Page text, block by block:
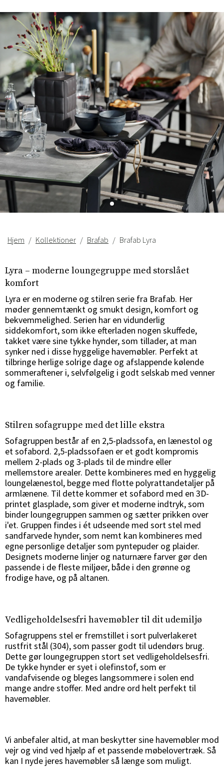
Sverige
Danmark
Norge
Suomi
Hjem Kollektioner Brafab Brafab Lyra
Lyra – moderne loungegruppe med storslået
komfort
Lyra er en moderne og stilren serie fra Brafab. Her
møder gennemtænkt og smukt design, komfort og
bekvemmelighed. Serien har en vidunderlig
siddekomfort, som ikke efterladen nogen skuffede,
takket være sine tykke hynder, som tillader, at man
synker ned i disse hyggelige havemøbler. Perfekt at
tilbringe herlige solrige dage og afslappende kølende
sommeraftener i, selvfølgelig i godt selskab med venner
og familie.
Stilren sofagruppe med det lille ekstra
Sofagruppen består af en 2,5-pladssofa, en lænestol og
et sofabord. 2,5-pladssofaen er et godt kompromis
mellem 2-plads og 3-plads til de mindre eller
mellemstore arealer. Dette kombineres med en hyggelig
loungelænestol, begge med flotte polyrattandetaljer på
armlænene. Til dette kommer et sofabord med en 3D-
printet glasplade, som giver et moderne indtryk, som
binder loungegruppen sammen og sætter prikken over
i'et. Gruppen findes i ét udseende med sort stel med
sandfarvede hynder, som nemt kan kombineres med
egne personlige detaljer som pyntepuder og plaider.
Designets moderne linjer og naturnære farver gør den
passende i de fleste miljøer, både i den grønne og
frodige have, og på altanen.
Vedligeholdelsesfri havemøbler til dit udemiljø
Sofagruppens stel er fremstillet i sort pulverlakeret
rustfrit stål (304), som passer godt til udendørs brug.
Dette gør loungegruppen stort set vedligeholdelsesfri.
De tykke hynder er syet i olefinstof, som er
vandafvisende og bleges langsommere i solen end
mange andre stoffer. Med andre ord helt perfekt til
havemøbler.
Vi anbefaler altid, at man beskytter sine havemøbler mod
vejr og vind ved hjælp af et passende møbelovertræk. Så
kan I nyde jeres havemøbler så længe som muligt.